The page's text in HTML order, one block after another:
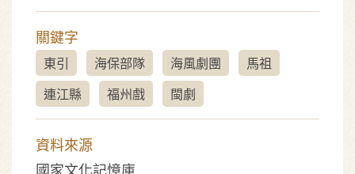
關鍵字
東引 海保部隊 海風劇團
馬祖
連江縣
福州戲 閩劇
資料來源
國家文化記憶庫